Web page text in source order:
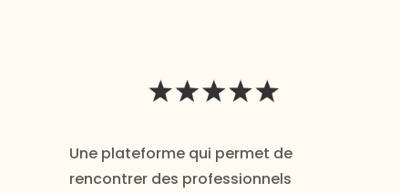
Une plateforme qui permet de
rencontrer des professionnels